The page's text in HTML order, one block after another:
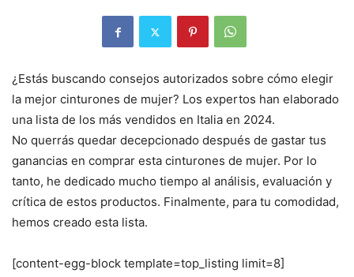
¿Estás buscando consejos autorizados sobre cómo elegir
la mejor cinturones de mujer? Los expertos han elaborado
una lista de los más vendidos en Italia en 2024.
No querrás quedar decepcionado después de gastar tus
ganancias en comprar esta cinturones de mujer. Por lo
tanto, he dedicado mucho tiempo al análisis, evaluación y
crítica de estos productos. Finalmente, para tu comodidad,
hemos creado esta lista.
[content-egg-block template=top_listing limit=8]